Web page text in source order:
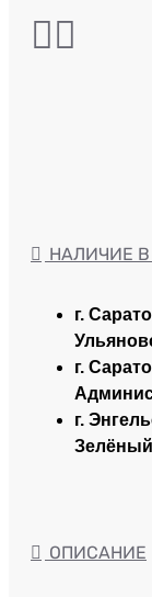
НАЛИЧИЕ
г.
г.
г.
ОПИСАНИЕ